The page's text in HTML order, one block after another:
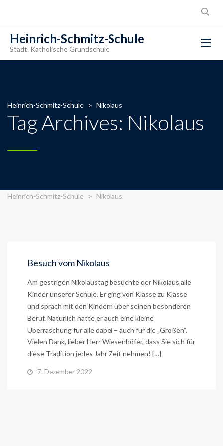
Heinrich-Schmitz-Schule
Städt. Katholische Grundschule
Heinrich-Schmitz-Schule > Nikolaus
Tag Archives: Nikolaus
Heinrich-Schmitz-Schule > Nikolaus
Besuch vom Nikolaus
Am gestrigen Nikolaustag besuchte der Nikolaus alle
Kinder unserer Schule. Er ging von Klasse zu Klasse
und sprach mit den Kindern über seinen besonderen
Beruf. Natürlich hatte er auch eine kleine
Überraschung für alle dabei – auch für die „Großen“.
Vielen Dank, lieber Herr Wiesenhöfer, dass Sie sich für
diese Tradition jedes Jahr Zeit nehmen! […]
7. Dezember 2022